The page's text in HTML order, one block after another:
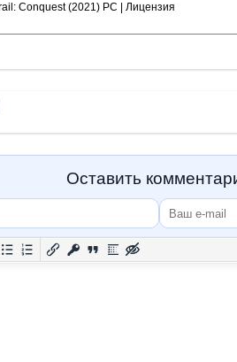
Conquest (2021) PC | Лицензия
Оставить